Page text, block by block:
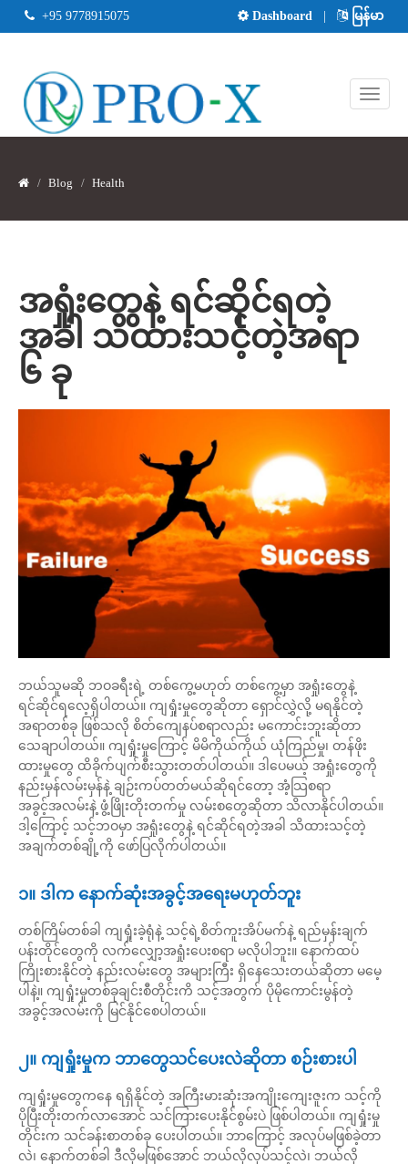
Dashboard မြန်မာ
+95 9778915075
Blog Health
အရှုံးတွေနဲ့ ရင်ဆိုင်ရတဲ့
အခါ သိထားသင့်တဲ့အရာ
၆ ခု
ဘယ်သူမဆို ဘဝခရီးရဲ့ တစ်ကွေ့မဟုတ် တစ်ကွေ့မှာ အရှုံးတွေနဲ့
ရင်ဆိုင်ရလေ့ရှိပါတယ်။ ကျရှုံးမှုတွေဆိုတာ ရှောင်လွှဲလို့ မရနိုင်တဲ့
အရာတစ်ခု ဖြစ်သလို စိတ်ကျေနပ်စရာလည်း မကောင်းဘူးဆိုတာ
သေချာပါတယ်။ ကျရှုံးမှုကြောင့် မိမိကိုယ်ကိုယ် ယုံကြည်မှု၊ တန်ဖိုး
ထားမှုတွေ ထိခိုက်ပျက်စီးသွားတတ်ပါတယ်။ ဒါပေမယ့် အရှုံးတွေကို
နည်းမှန်လမ်းမှန်နဲ့ ချဉ်းကပ်တတ်မယ်ဆိုရင်တော့ အံ့သြစရာ
အခွင့်အလမ်းနဲ့ ဖွံ့ဖြိုးတိုးတက်မှု လမ်းစတွေဆိုတာ သိလာနိုင်ပါတယ်။
ဒါ့ကြောင့် သင့်ဘဝမှာ အရှုံးတွေနဲ့ ရင်ဆိုင်ရတဲ့အခါ သိထားသင့်တဲ့
အချက်တစ်ချို့ကို ဖော်ပြလိုက်ပါတယ်။
၁။ ဒါက နောက်ဆုံးအခွင့်အရေးမဟုတ်ဘူး
တစ်ကြိမ်တစ်ခါ ကျရှုံးခဲ့ရုံနဲ့ သင့်ရဲ့စိတ်ကူးအိပ်မက်နဲ့ ရည်မှန်းချက်
ပန်းတိုင်တွေကို လက်လျှော့အရှုံးပေးစရာ မလိုပါဘူး။ နောက်ထပ်
ကြိုးစားနိုင်တဲ့ နည်းလမ်းတွေ အများကြီး ရှိနေသေးတယ်ဆိုတာ မမေ့
ပါနဲ့။ ကျရှုံးမှုတစ်ခုချင်းစီတိုင်းကိ သင့်အတွက် ပိုမိုကောင်းမွန်တဲ့
အခွင့်အလမ်းကို မြင်နိုင်စေပါတယ်။
၂။ ကျရှုံးမှုက ဘာတွေသင်ပေးလဲဆိုတာ စဉ်းစားပါ
ကျရှုံးမှုတွေကနေ ရရှိနိုင်တဲ့ အကြီးမားဆုံးအကျိုးကျေးဇူးက သင့်ကို
ပိုပြီးတိုးတက်လာအောင် သင်ကြားပေးနိုင်စွမ်းပဲ ဖြစ်ပါတယ်။ ကျရှုံးမှု
တိုင်းက သင်ခန်းစာတစ်ခု ပေးပါတယ်။ ဘာကြောင့် အလုပ်မဖြစ်ခဲ့တာ
လဲ၊ နောက်တစ်ခါ ဒီလိုမဖြစ်အောင် ဘယ်လိုလုပ်သင့်လဲ၊ ဘယ်လို